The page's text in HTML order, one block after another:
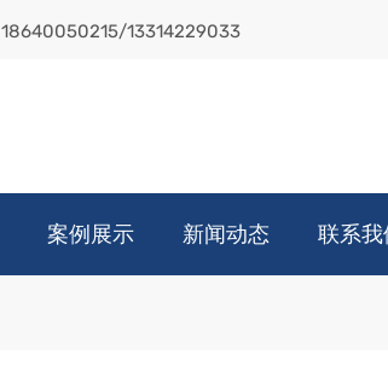
18640050215/13314229033
案例展示 新闻动态 联系我